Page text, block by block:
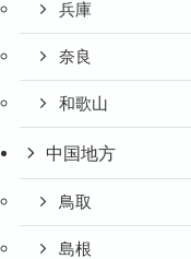
兵庫
奈良
和歌山
中国地方
鳥取
島根